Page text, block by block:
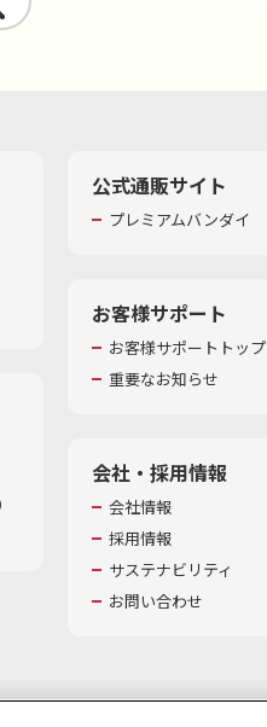
公式通販サイト
プレミアムバンダイ
お客様サポート
お客様サポートトップ
重要なお知らせ
会社・採用情報
会社情報
採用情報
サステナビリティ
お問い合わせ